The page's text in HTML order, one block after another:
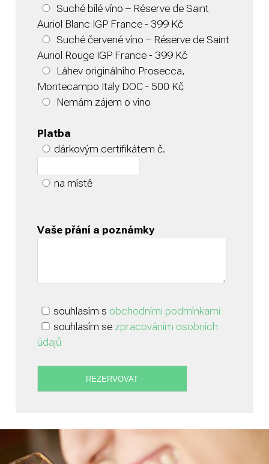
Suché bílé víno – Réserve de Saint
Auriol Blanc IGP France - 399 Kč
Suché červené víno – Réserve de Saint
Auriol Rouge IGP France - 399 Kč
Láhev originálního Prosecca,
Montecampo Italy DOC - 500 Kč
Nemám zájem o víno
Platba
dárkovým certifikátem č.
na místě
Vaše přání a poznámky
souhlasím s obchodními podmínkami
souhlasím se zpracováním osobních
údajů